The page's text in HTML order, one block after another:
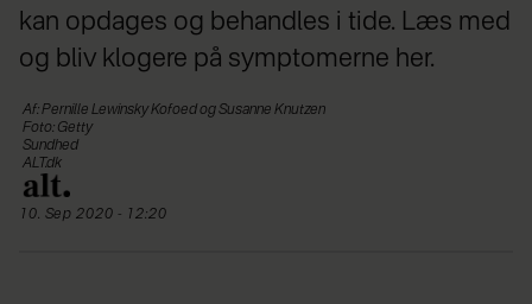
kan opdages og behandles i tide. Læs med
og bliv klogere på symptomerne her.
Af: Pernille Lewinsky Kofoed og Susanne Knutzen
Foto: Getty
Sundhed
ALT.dk
10. Sep 2020 - 12:20